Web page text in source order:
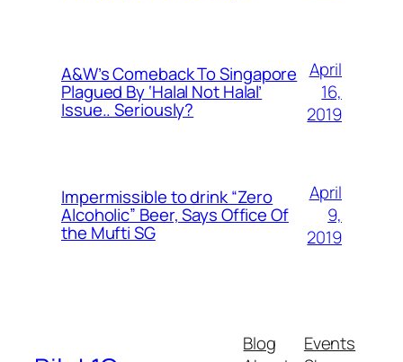
A&W’s Comeback To Singapore
Plagued By ‘Halal Not Halal’
Issue.. Seriously?
April
16,
2019
Impermissible to drink “Zero
Alcoholic” Beer, Says Office Of
the Mufti SG
April
9,
2019
Blog
Events